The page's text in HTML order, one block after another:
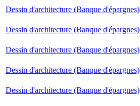
Dessin d'architecture (Banque d'épargnes)
Dessin d'architecture (Banque d'épargnes)
Dessin d'architecture (Banque d'épargnes)
Dessin d'architecture (Banque d'épargnes)
Dessin d'architecture (Banque d'épargnes)